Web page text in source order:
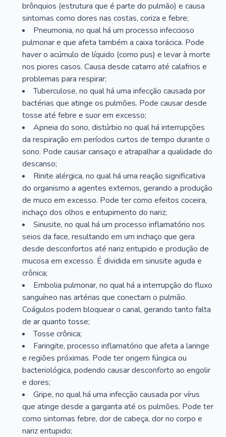
brônquios (estrutura que é parte do pulmão) e causa
sintomas como dores nas costas, coriza e febre;
Pneumonia, no qual há um processo infeccioso
pulmonar e que afeta também a caixa torácica. Pode
haver o acúmulo de líquido (como pus) e levar à morte
nos piores casos. Causa desde catarro até calafrios e
problemas para respirar;
Tuberculose, no qual há uma infecção causada por
bactérias que atinge os pulmões. Pode causar desde
tosse até febre e suor em excesso;
Apneia do sono, distúrbio no qual há interrupções
da respiração em períodos curtos de tempo durante o
sono. Pode causar cansaço e atrapalhar a qualidade do
descanso;
Rinite alérgica, no qual há uma reação significativa
do organismo a agentes externos, gerando a produção
de muco em excesso. Pode ter como efeitos coceira,
inchaço dos olhos e entupimento do nariz;
Sinusite, no qual há um processo inflamatório nos
seios da face, resultando em um inchaço que gera
desde desconfortos até nariz entupido e produção de
mucosa em excesso. É dividida em sinusite aguda e
crônica;
Embolia pulmonar, no qual há a interrupção do fluxo
sanguíneo nas artérias que conectam o pulmão.
Coágulos podem bloquear o canal, gerando tanto falta
de ar quanto tosse;
Tosse crônica;
Faringite, processo inflamatório que afeta a laringe
e regiões próximas. Pode ter origem fúngica ou
bacteriológica, podendo causar desconforto ao engolir
e dores;
Gripe, no qual há uma infecção causada por vírus
que atinge desde a garganta até os pulmões. Pode ter
como sintomas febre, dor de cabeça, dor no corpo e
nariz entupido;